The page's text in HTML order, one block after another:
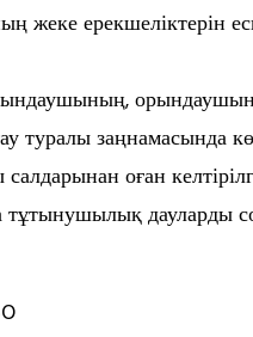
жеке ерекшеліктерін
туралы заңнамасында
оған
тұтынушылық дауларды